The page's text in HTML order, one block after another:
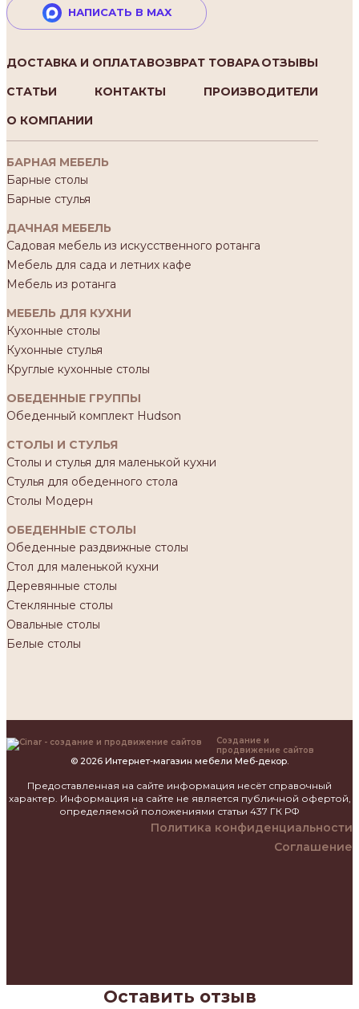
НАПИСАТЬ В MAX
ДОСТАВКА И ОПЛАТАВОЗВРАТ ТОВАРАОТЗЫВЫ
СТАТЬИ
КОНТАКТЫ
ПРОИЗВОДИТЕЛИ
О КОМПАНИИ
БАРНАЯ МЕБЕЛЬ
Барные столы
Барные стулья
ДАЧНАЯ МЕБЕЛЬ
Садовая мебель из искусственного ротанга
Мебель для сада и летних кафе
Мебель из ротанга
МЕБЕЛЬ ДЛЯ КУХНИ
Кухонные столы
Кухонные стулья
Круглые кухонные столы
ОБЕДЕННЫЕ ГРУППЫ
Обеденный комплект Hudson
СТОЛЫ И СТУЛЬЯ
Столы и стулья для маленькой кухни
Стулья для обеденного стола
Столы Модерн
ОБЕДЕННЫЕ СТОЛЫ
Обеденные раздвижные столы
Стол для маленькой кухни
Деревянные столы
Стеклянные столы
Овальные столы
Белые столы
Создание и
продвижение сайтов
© 2026 Интернет-магазин мебели Меб-декор.
Предоставленная на сайте информация несёт справочный
характер. Информация на сайте не является публичной офертой,
определяемой положениями статьи 437 ГК РФ
Политика конфиденциальности
Соглашение
Оставить отзыв